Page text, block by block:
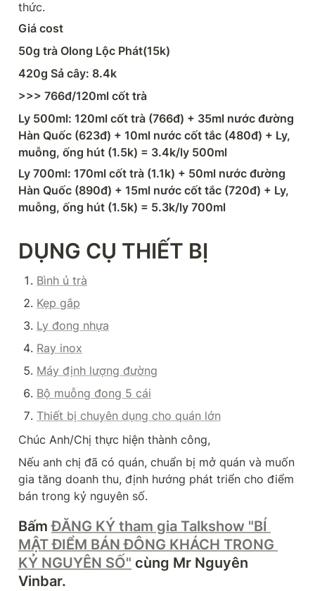
thức.
Giá cost
50g trà Olong Lộc Phát(15k)
420g Sả cây: 8.4k
>>> 766đ/120ml cốt trà
Ly 500ml: 120ml cốt trà (766đ) + 35ml nước đường
Hàn Quốc (623đ) + 10ml nước cốt tắc (480đ) + Ly,
muỗng, ống hút (1.5k) = 3.4k/ly 500ml
Ly 700ml: 170ml cốt trà (1.1k) + 50ml nước đường
Hàn Quốc (890đ) + 15ml nước cốt tắc (720đ) + Ly,
muỗng, ống hút (1.5k) = 5.3k/ly 700ml
DỤNG CỤ THIẾT BỊ
Bình ủ trà
Kẹp gắp
Ly đong nhựa
Ray inox
Máy định lượng đường
Bộ muỗng đong 5 cái
Thiết bị chuyên dụng cho quán lớn
Chúc Anh/Chị thực hiện thành công,
Nếu anh chị đã có quán, chuẩn bị mở quán và muốn
gia tăng doanh thu, định hướng phát triển cho điểm
bán trong kỷ nguyên số.
Bấm ĐĂNG KÝ tham gia Talkshow "BÍ
MẬT ĐIỂM BÁN ĐÔNG KHÁCH TRONG
KỶ NGUYÊN SỐ" cùng Mr Nguyên
Vinbar.